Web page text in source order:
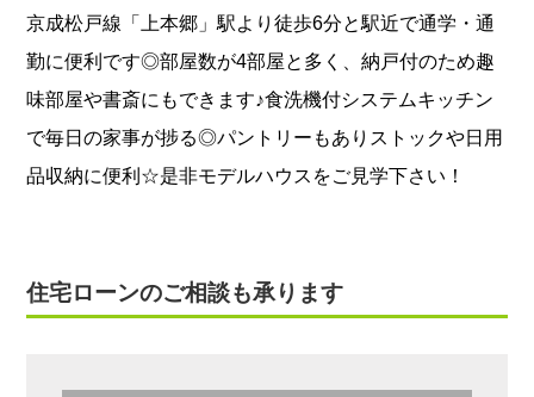
京成松戸線「上本郷」駅より徒歩6分と駅近で通学・通
勤に便利です◎部屋数が4部屋と多く、納戸付のため趣
味部屋や書斎にもできます♪食洗機付システムキッチン
で毎日の家事が捗る◎パントリーもありストックや日用
品収納に便利☆是非モデルハウスをご見学下さい！
住宅ローンのご相談も承ります